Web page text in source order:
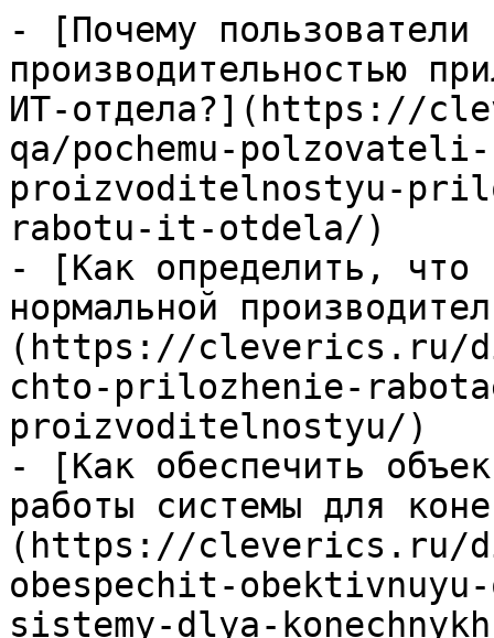
- [Почему пользователи
производительностью
ИТ-отдела?](https://
qa/pochemu-
proizvoditelnostyu-
rabotu-it-otdela/)
- [Как определить, что
нормальной
(https://cleverics.ru/
chto-prilozhenie-
proizvoditelnostyu/)
- [Как обеспечить
работы системы для
(https://cleverics.ru/
obespechit-
sistemy-dlya-